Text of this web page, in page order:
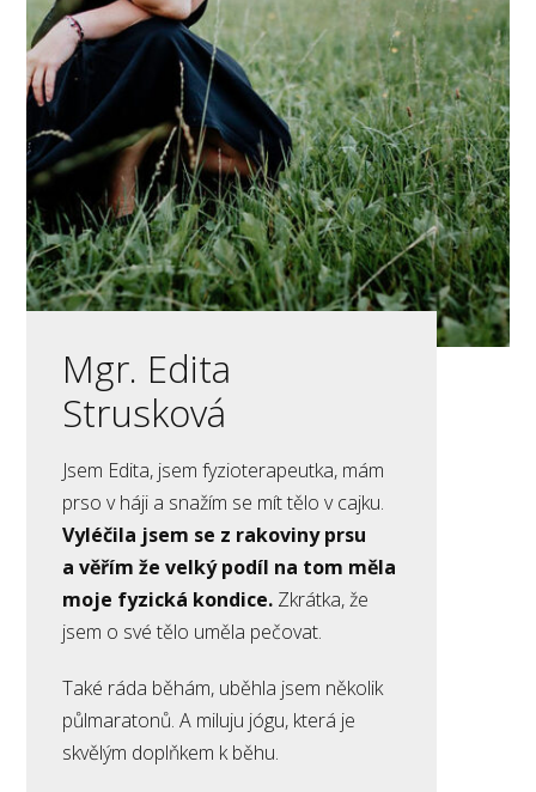
Mgr. Edita
Strusková
Jsem Edita, jsem fyzioterapeutka, mám
prso v háji a snažím se mít tělo v cajku.
Vyléčila jsem se z rakoviny prsu
a věřím že velký podíl na tom měla
moje fyzická kondice. Zkrátka, že
jsem o své tělo uměla pečovat.
Také ráda běhám, uběhla jsem několik
půlmaratonů. A miluju jógu, která je
skvělým doplňkem k běhu.